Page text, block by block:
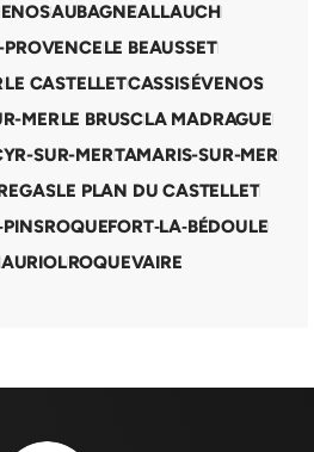
AUBAGNEALLAUCH
LE BEAUSSET
LE CASTELLETCASSISÉVENOS
MERLE BRUSCLA MADRAGUE
SUR-MERTAMARIS-SUR-MER
LE PLAN DU CASTELLET
ROQUEFORT‑LA‑BÉDOULE
AURIOLROQUEVAIRE